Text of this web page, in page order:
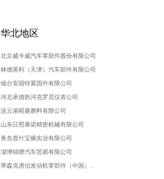
华北地区
北京威卡威汽车零部件股份有限公司
林德英利（天津）汽车部件有限公司
烟台安国特紧固件有限公司
河北承德热河克罗尼仪表公司
连云港昭菱磨料有限公司
山东日照泰诺精密机械有限公司
青岛普什宝枫实业有限公司
淄博锦骋汽车贸易有限公司